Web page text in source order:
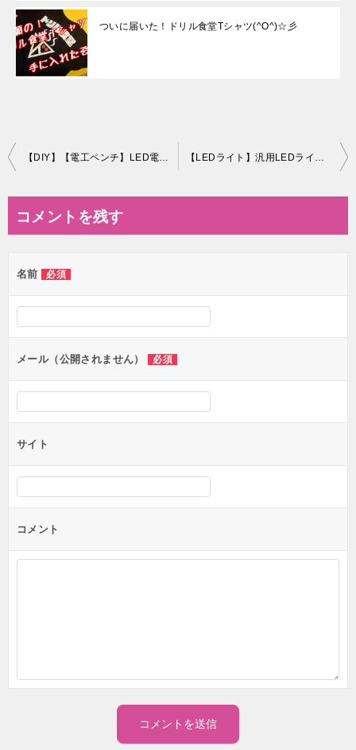
ついに届いた！ドリル食堂Tシャツ(^O^)☆彡
投
ビ
ー
シ
ン
【DIY】【電工ペンチ】LED電装とかの細い配線の圧着【細い配線の圧着】 【LEDライト】汎用LEDライトで思うこと・・・ないモノは作る【ライトステー自作】【AF61トゥデイ】
コメントを残す
名前 必須
メール（公開されません） 必須
サイト
コメント